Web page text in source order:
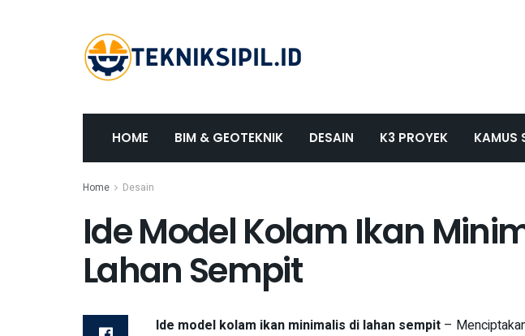
HOME BIM & GEOTEKNIK DESAIN K3 PROYEK KAMUS
Home Desain
Ide Model Kolam Ikan
Lahan Sempit
Ide model kolam ikan minimalis di lahan sempit –